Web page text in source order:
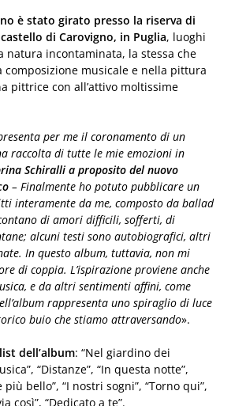
è stato girato presso la riserva di
di Carovigno, in Puglia, luoghi
natura incontaminata, la stessa che
composizione musicale e nella pittura
pittrice con all’attivo moltissime
per me il coronamento di un
raccolta di tutte le mie emozioni in
Schiralli a proposito del nuovo
– Finalmente ho potuto pubblicare un
interamente da me, composto da ballad
di amori difficili, sofferti, di
alcuni testi sono autobiografici, altri
In questo album, tuttavia, non mi
di coppia. L’ispirazione proviene anche
e da altri sentimenti affini, come
rappresenta uno spiraglio di luce
buio che stiamo attraversando».
dell’album: “Nel giardino dei
“Distanze”, “In questa notte”,
più bello”, “I nostri sogni”, “Torno qui”,
così”, “Dedicato a te”.